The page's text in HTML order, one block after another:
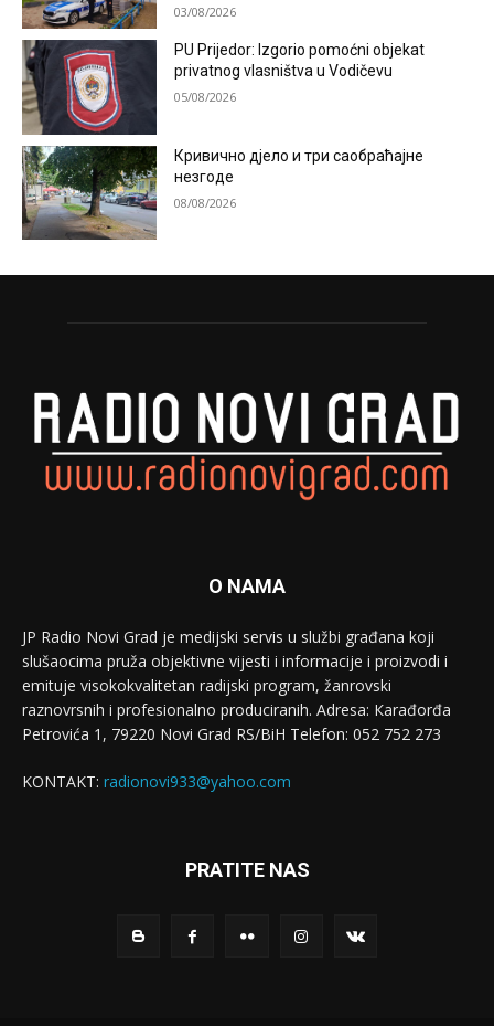
03/08/2026
PU Prijedor: Izgorio pomoćni objekat
privatnog vlasništva u Vodičevu
05/08/2026
Кривично дјело и три саобраћајне
незгоде
08/08/2026
O NAMA
JP Radio Novi Grad je medijski servis u službi građana koji
slušaocima pruža objektivne vijesti i informacije i proizvodi i
emituje visokokvalitetan radijski program, žanrovski
raznovrsnih i profesionalno produciranih. Adresa: Кarađorđa
Petrovića 1, 79220 Novi Grad RS/BiH Telefon: 052 752 273
KONTAKT: radionovi933@yahoo.com
PRATITE NAS